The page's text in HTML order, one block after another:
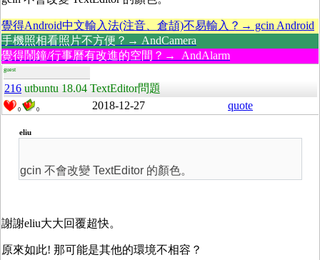
覺得Android中文輸入法(注音、倉頡)不易輸入？→ gcin Android
手機照相看照片不方便？→ AndCamera
覺得鬧鐘/行事曆有改進的空間？→ AndAlarm
guest
216 utbuntu 18.04 TextEditor問題
0 0 2018-12-27 quote
eliu
gcin 不會改變 TextEditor 的顏色。
謝謝eliu大大回覆超快。
原來如此! 那可能是其他的環境不相容？